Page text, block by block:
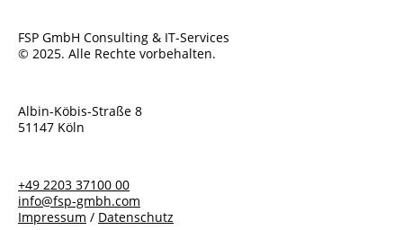
FSP GmbH Consulting & IT-Services
© 2025. Alle Rechte vorbehalten.
Albin-Köbis-Straße 8
51147 Köln
+49 2203 37100 00
info@fsp-gmbh.com
Impressum / Datenschutz